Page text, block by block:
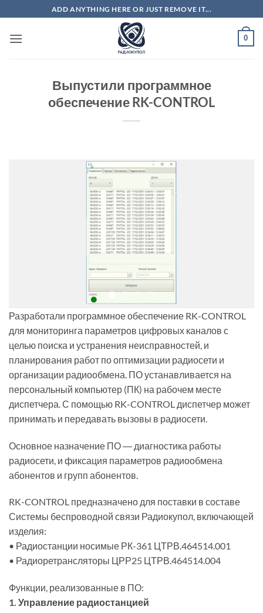
to
content
ADD ANYTHING HERE OR JUST REMOVE IT...
0
Выпустили программное
обеспечение RK-CONTROL
Разработали программное обеспечение RK-CONTROL
для мониторинга параметров цифровых каналов с
целью поиска и устранения неисправностей, и
планирования работ по оптимизации радиосети и
организации радиообмена. ПО устанавливается на
персональный компьютер (ПК) на рабочем месте
диспетчера. С помощью RK-CONTROL диспетчер может
принимать и передавать вызовы в радиосети.
Основное назначение ПО ― диагностика работы
радиосети, и фиксация параметров радиообмена
абонентов и групп абонентов.
RK-CONTROL предназначено для поставки в составе
Системы беспроводной связи Радиокупол, включающей
изделия:
• Радиостанции носимые РК-361 ЦТРВ.464514.001
• Радиоретрансляторы ЦРР25 ЦТРВ.464514.004
Функции, реализованные в ПО:
1. Управление радиостанцией